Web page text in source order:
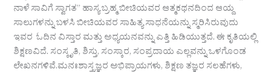
ನಾಳೆ ಸಾವಿಗೆ ಸ್ವಾಗತ” ಹಾಸ್ಯ ಬ್ರಹ್ಮ ಬೀಚಿಯವರ ಆತ್ಮಕಥನದಿಂದ ಆಯ್ದ
ಸಾಲುಗಳನ್ನು ಬಳಸಿ ಬೀಚಿಯವರ ಸಾಹಿತ್ಯ ಸಾಧನೆಯನ್ನು ಸ್ಮರಿಸಿರುವುದು
ಇವರ ಓದಿನ ವಿಸ್ತಾರ ಮತ್ತು ಅಧ್ಯಯನವನ್ನು ಎತ್ತಿ ಹಿಡಿಯುತ್ತದೆ. ಈ ಕೃತಿಯಲ್ಲಿ
ಶಿಕ್ಷಣವಿದೆ. ಸಂಸ್ಕೃತಿ, ಶಿಸ್ತು, ಸಂಸ್ಕಾರ, ಸಂಪ್ರದಾಯ ಎಲ್ಲವನ್ನು ಒಳಗೊಂಡ
ಲೇಖನಗಳಿವೆ.ಮನಃಶಾಸ್ತ್ರಜ್ಞರ ಅಭಿಪ್ರಾಯಗಳು, ಶಿಕ್ಷಣ ತಜ್ಞರ ಸಲಹೆಗಳು,